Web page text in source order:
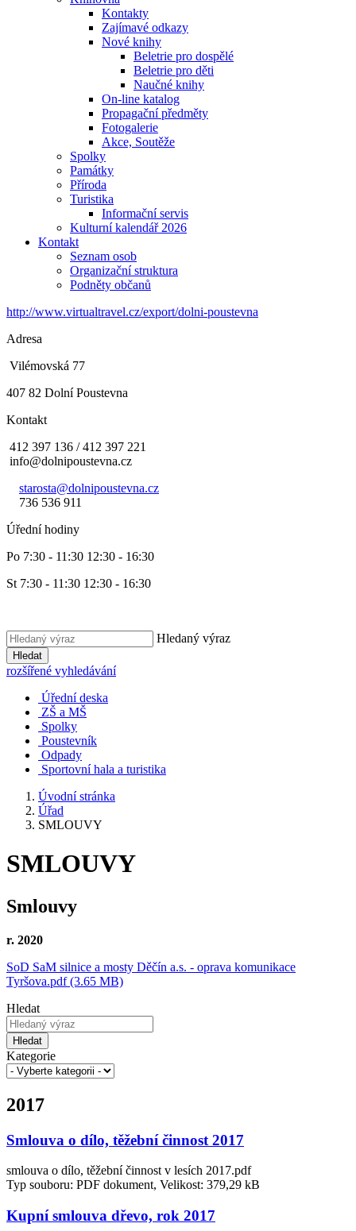
Kontakty
Zajímavé odkazy
Nové knihy
Beletrie pro dospělé
Beletrie pro děti
Naučné knihy
On-line katalog
Propagační předměty
Fotogalerie
Akce, Soutěže
Spolky
Památky
Příroda
Turistika
Informační servis
Kulturní kalendář 2026
Kontakt
Seznam osob
Organizační struktura
Podněty občanů
http://www.virtualtravel.cz/export/dolni-poustevna
Adresa
Vilémovská 77
407 82 Dolní Poustevna
Kontakt
412 397 136 / 412 397 221
info@dolnipoustevna.cz
starosta@dolnipoustevna.cz
736 536 911
Úřední hodiny
Po 7:30 - 11:30 12:30 - 16:30
St 7:30 - 11:30 12:30 - 16:30
Hledaný výraz
Hledat
rozšířené vyhledávání
Úřední deska
ZŠ a MŠ
Spolky
Poustevník
Odpady
Sportovní hala a turistika
Úvodní stránka
Úřad
SMLOUVY
SMLOUVY
Smlouvy
r. 2020
SoD SaM silnice a mosty Děčín a.s. - oprava komunikace
Tyršova.pdf (3.65 MB)
Hledat
Hledat
Kategorie
2017
Smlouva o dílo, těžební činnost 2017
smlouva o dílo, těžební činnost v lesích 2017.pdf
Typ souboru: PDF dokument, Velikost: 379,29 kB
Kupní smlouva dřevo, rok 2017